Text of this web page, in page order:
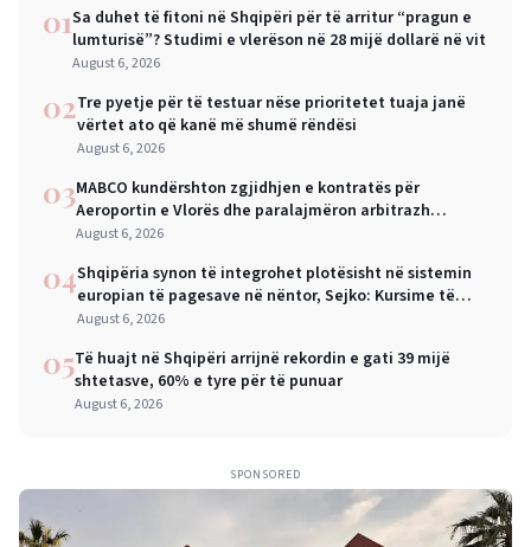
01Sa duhet të fitoni në Shqipëri për të arritur “pragun e
lumturisë”? Studimi e vlerëson në 28 mijë dollarë në vit
August 6, 2026
02Tre pyetje për të testuar nëse prioritetet tuaja janë
vërtet ato që kanë më shumë rëndësi
August 6, 2026
03MABCO kundërshton zgjidhjen e kontratës për
Aeroportin e Vlorës dhe paralajmëron arbitrazh
ndërkombëtar
August 6, 2026
04Shqipëria synon të integrohet plotësisht në sistemin
europian të pagesave në nëntor, Sejko: Kursime të
mëdha për qytetarët dhe bizneset
August 6, 2026
05Të huajt në Shqipëri arrijnë rekordin e gati 39 mijë
shtetasve, 60% e tyre për të punuar
August 6, 2026
SPONSORED